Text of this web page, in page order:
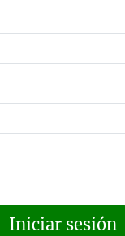
Iniciar sesión